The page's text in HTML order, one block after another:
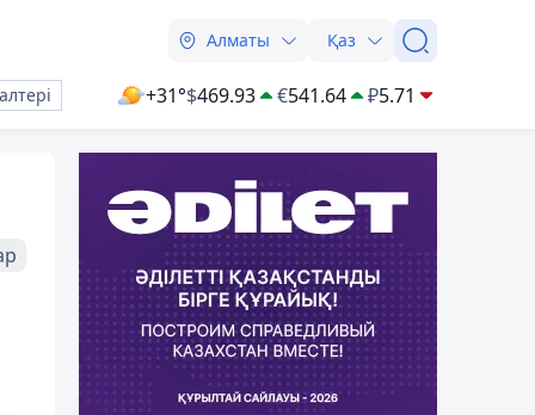
Алматы Қаз
+31°$469.93 €541.64 ₽5.71